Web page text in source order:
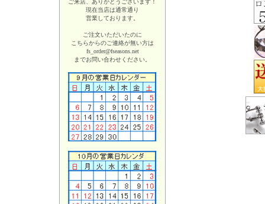
ご来店、ありがとうございます！
現在当店は通常通り
営業しております。
ご注文いただいたのに
こちらからのご連絡が無い方は
fs_order@fseasons.net
までお問い合わせください。